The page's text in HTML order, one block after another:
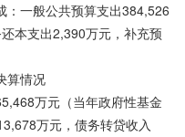
一般公共预算支出384,526
本支出2,390万元，补充预
算情况
万元（当年政府性基金
万元，债务转贷收入